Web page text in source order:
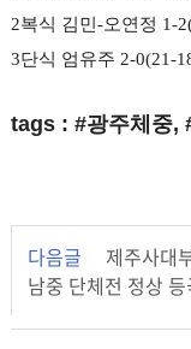
2복식 김민 -오연정 1-
3단식 엄유주 2-0(21-
tags : #광주체중,
다음글
제주사대
남중 단체전 정상